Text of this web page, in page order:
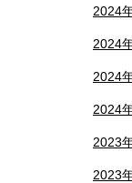
2024
2024
2024
2024
2023
2023